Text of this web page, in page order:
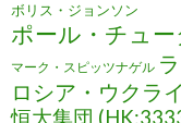
ボリス・ジョンソン
ポール・チュ
マーク・スピッツナゲル
ロシア・ウクラ
恒大集団